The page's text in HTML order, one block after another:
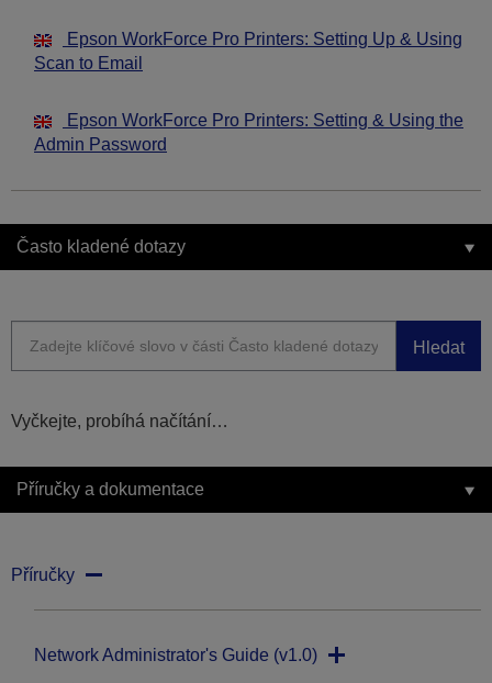
Epson WorkForce Pro Printers: Setting Up & Using
Scan to Email
Epson WorkForce Pro Printers: Setting & Using the
Admin Password
Často kladené dotazy
Hledat
Vyčkejte, probíhá načítání…
Příručky a dokumentace
Příručky
Network Administrator's Guide (v1.0)